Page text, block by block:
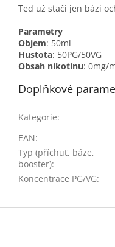
Teď už stačí jen bázi
Parametry
Objem: 50ml
Hustota: 50PG/50VG
Obsah nikotinu: 0mg/
Doplňkové
Kategorie:
EAN:
Typ (příchuť, báze,
booster):
Koncentrace PG/VG:
Z